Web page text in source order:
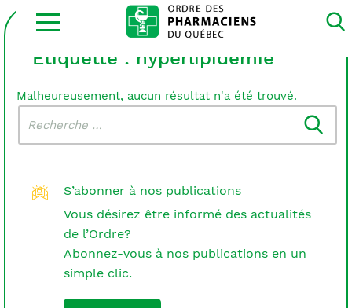
Ouvrir
la
site
Étiquette : hyperlipidémie
Malheureusement, aucun résultat n'a été trouvé.
dans
le
S’abonner à nos publications
Vous désirez être informé des actualités
de l’Ordre?
Abonnez-vous à nos publications en un
simple clic.